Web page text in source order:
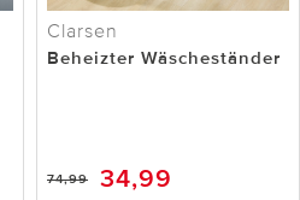
Clarsen
Beheizter Wäscheständer
74,99 34,99